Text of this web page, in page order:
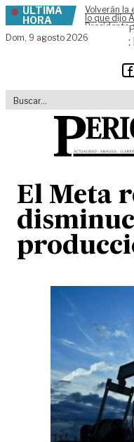
Skip to content
ÚLTIMA
HORA
Volverán la
lo que dijo
Presidente
Dom, 9 agosto 2026 :
El Meta